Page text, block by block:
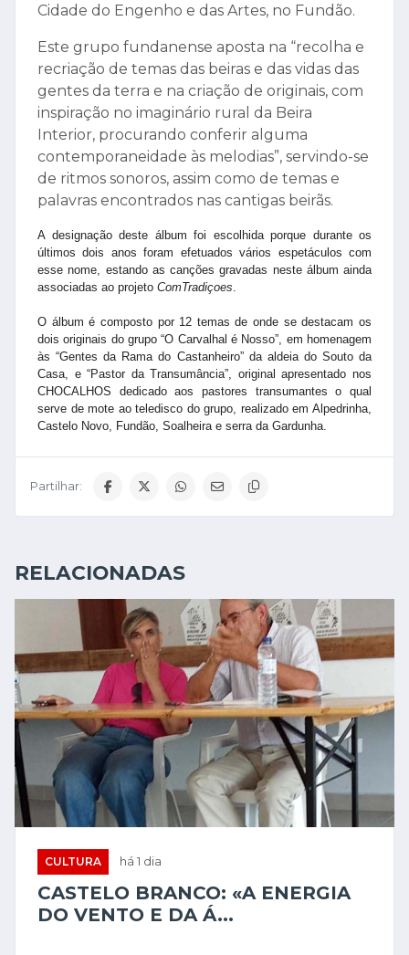
Cidade do Engenho e das Artes, no Fundão.
Este grupo fundanense aposta na “recolha e
recriação de temas das beiras e das vidas das
gentes da terra e na criação de originais, com
inspiração no imaginário rural da Beira
Interior, procurando conferir alguma
contemporaneidade às melodias”, servindo-se
de ritmos sonoros, assim como de temas e
palavras encontrados nas cantigas beirãs.
A designação deste álbum foi escolhida porque durante os
últimos dois anos foram efetuados vários espetáculos com
esse nome, estando as canções gravadas neste álbum ainda
associadas ao projeto ComTradiçoes
O álbum é composto por 12 temas de onde se destacam os
dois originais do grupo “O Carvalhal é Nosso”, em homenagem
às “Gentes da Rama do Castanheiro” da aldeia do Souto da
Casa, e “Pastor da Transumância”, original apresentado nos
CHOCALHOS dedicado aos pastores transumantes o qual
serve de mote ao teledisco do grupo, realizado em Alpedrinha,
Castelo Novo, Fundão, Soalheira e serra da Gardunha.
Partilhar:
RELACIONADAS
CULTURA há 1 dia
CASTELO BRANCO: «A ENERGIA
DO VENTO E DA Á...